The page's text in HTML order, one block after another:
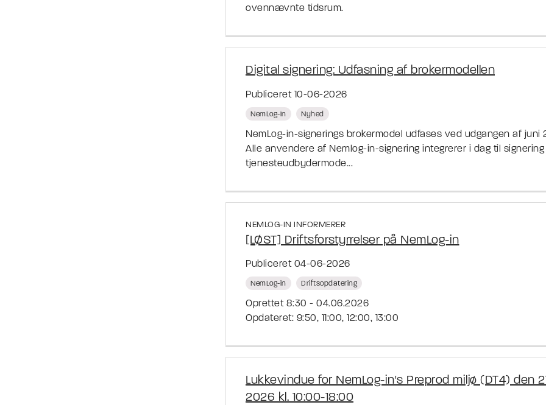
ovennævnte tidsrum.
Digital signering: Udfasning af brokermodellen
Publiceret 10-06-2026
NemLog-in Nyhed
NemLog-in-signerings brokermodel udfases ved udgangen af juni
Alle anvendere af Nemlog-in-signering integrerer i dag til signering
tjenesteudbydermode...
NEMLOG-IN INFORMERER
[LØST] Driftsforstyrrelser på NemLog-in
Publiceret 04-06-2026
NemLog-in Driftsopdatering
Oprettet 8:30 - 04.06.2026
Opdateret: 9:50, 11:00, 12:00, 13:00
Lukkevindue for NemLog-in's Preprod miljø (DT4) den
2026 kl. 10:00-18:00